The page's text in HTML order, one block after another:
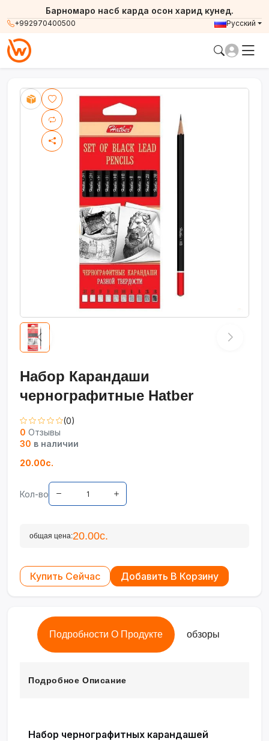
+992970400500
Барномаро насб карда осон харид кунед.
Русский
Набор Карандаши
чернографитные Hatber
(0)
0 Отзывы
30 в наличии
20.00с.
Кол-во
общая цена:20.00с.
Купить Сейчас Добавить В Корзину
Подробности О Продукте обзоры
Подробное Описание
Набор чернографитных карандашей